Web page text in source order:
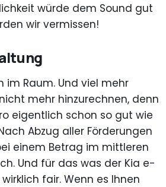
würde dem Sound gut
wir vermissen!
im Raum. Und viel mehr
mehr hinzurechnen, denn
eigentlich schon so gut wie
Abzug aller Förderungen
einem Betrag im mittleren
Und für das was der Kia e-
fair. Wenn es Ihnen